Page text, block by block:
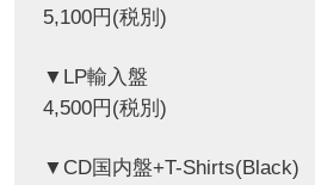
5,100円(税別)
▼LP輸入盤
4,500円(税別)
▼CD国内盤+T-Shirts(Black)